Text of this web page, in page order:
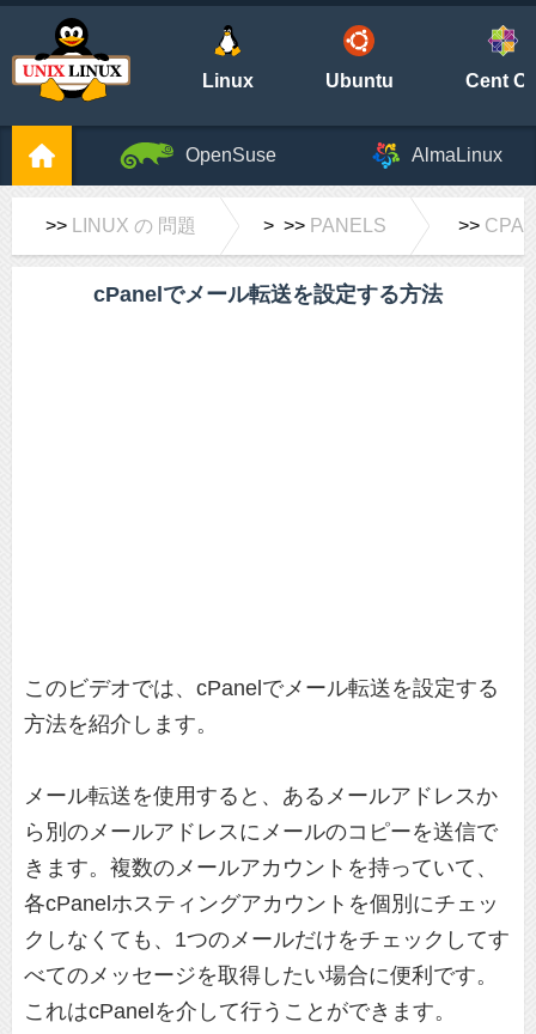
Linux Ubuntu Cent
OpenSuse AlmaLinux
>> LINUX の 問題 > >> PANELS >>
cPanelでメール転送を設定する方法
このビデオでは、cPanelでメール転送を設定する
方法を紹介します。
メール転送を使用すると、あるメールアドレスか
ら別のメールアドレスにメールのコピーを送信で
きます。複数のメールアカウントを持っていて、
各cPanelホスティングアカウントを個別にチェッ
クしなくても、1つのメールだけをチェックしてす
べてのメッセージを取得したい場合に便利です。
これはcPanelを介して行うことができます。